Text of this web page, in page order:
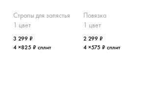
Страпы для запястья
1 цвет
3 299 ₽
4 ×825 ₽ сплит
Повязка
1 цвет
2 299 ₽
4 ×575 ₽ сплит